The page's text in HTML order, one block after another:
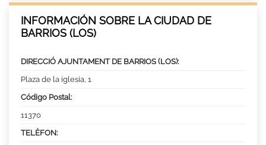
INFORMACIÓN SOBRE LA CIUDAD DE
BARRIOS (LOS)
DIRECCIÓ AJUNTAMENT DE BARRIOS (LOS):
Plaza de la iglesia, 1
Código Postal:
11370
TELÈFON: